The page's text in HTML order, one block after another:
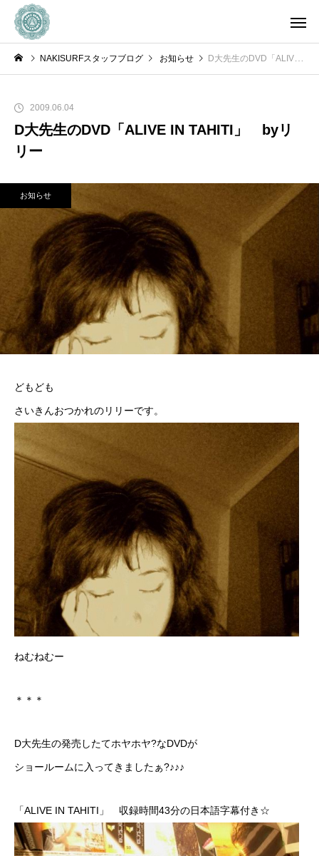
NAKISURFスタッフブログ お知らせ D大先生のDVD「ALIVE IN TAHITI」 byリリー
2009.06.04
D大先生のDVD「ALIVE IN TAHITI」 byリ
リー
お知らせ
どもども
さいきんおつかれのリリーです。
ねむねむー
＊＊＊
D大先生の発売したてホヤホヤ?なDVDが
ショールームに入ってきましたぁ?♪♪♪
「ALIVE IN TAHITI」 収録時間43分の日本語字幕付き☆